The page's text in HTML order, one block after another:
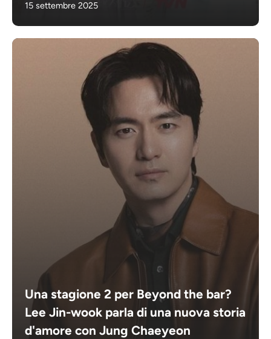
15 settembre 2025
Una stagione 2 per Beyond the bar?
Lee Jin-wook parla di una nuova storia
d'amore con Jung Chaeyeon